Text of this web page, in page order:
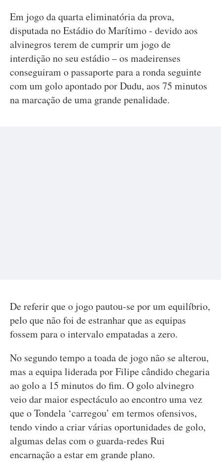
Em jogo da quarta eliminatória da prova,
disputada no Estádio do Marítimo - devido aos
alvinegros terem de cumprir um jogo de
interdição no seu estádio – os madeirenses
conseguiram o passaporte para a ronda seguinte
com um golo apontado por Dudu, aos 75 minutos
na marcação de uma grande penalidade.
De referir que o jogo pautou-se por um equilíbrio,
pelo que não foi de estranhar que as equipas
fossem para o intervalo empatadas a zero.
No segundo tempo a toada de jogo não se alterou,
mas a equipa liderada por Filipe cândido chegaria
ao golo a 15 minutos do fim. O golo alvinegro
veio dar maior espectáculo ao encontro uma vez
que o Tondela ‘carregou’ em termos ofensivos,
tendo vindo a criar várias oportunidades de golo,
algumas delas com o guarda-redes Rui
encarnação a estar em grande plano.